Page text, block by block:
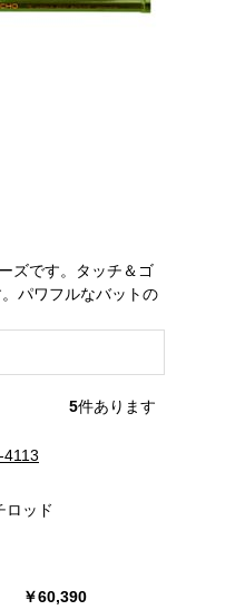
ズです。タッチ＆ゴ
パワフルなバットの
5件あります
4113
ロッド
￥60,390